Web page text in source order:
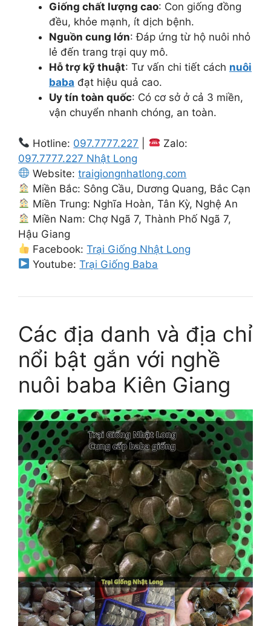
Giống chất lượng cao: Con giống đồng
đều, khỏe mạnh, ít dịch bệnh.
Nguồn cung lớn: Đáp ứng từ hộ nuôi nhỏ
lẻ đến trang trại quy mô.
Hỗ trợ kỹ thuật: Tư vấn chi tiết cách nuôi
baba đạt hiệu quả cao.
Uy tín toàn quốc: Có cơ sở ở cả 3 miền,
vận chuyển nhanh chóng, an toàn.
Hotline: 097.7777.227
Zalo:
097.7777.227 Nhật Long
Website:traigiongnhatlong.com
Miền Bắc: Sông Cầu, Dương Quang, Bắc Cạn
Miền Trung: Nghĩa Hoàn, Tân Kỳ, Nghệ An
Miền Nam: Chợ Ngã 7, Thành Phố Ngã 7,
Hậu Giang
Facebook:Trại Giống Nhật Long
Youtube:Trại Giống Baba
Các địa danh và địa chỉ
nổi bật gắn với nghề
nuôi baba Kiên Giang